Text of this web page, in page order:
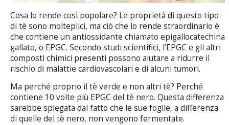
Cosa lo rende così popolare? Le proprietà di questo tipo
di tè sono molteplici, ma ciò che lo rende straordinario è
che contiene un antiossidante chiamato epigallocatechina
gallato, o EPGC. Secondo studi scientifici, l’EPGC e gli altri
composti chimici presenti possono aiutare a ridurre il
rischio di malattie cardiovascolari e di alcuni tumori.
Ma perché proprio il tè verde e non altri tè? Perché
contiene 10 volte più EPGC del tè nero. Questa differenza
sarebbe spiegata dal fatto che le sue foglie, a differenza
di quelle del tè nero, non vengono fermentate.